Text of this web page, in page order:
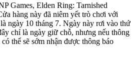
Games, Elden Ring: Tarnished
hàng này đã niêm yết trò chơi với
ngày 10 tháng 7. Ngày này rơi vào thứ
chỉ là ngày giữ chỗ, nhưng nếu thông
thể sẽ sớm nhận được thông báo